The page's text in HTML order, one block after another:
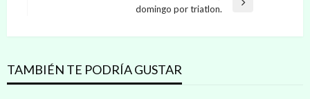
domingo por triatlon.
TAMBIÉN TE PODRÍA GUSTAR